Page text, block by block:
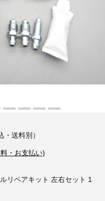
）
・送料別）
・お支払い)
リペアキット 左右セット 1